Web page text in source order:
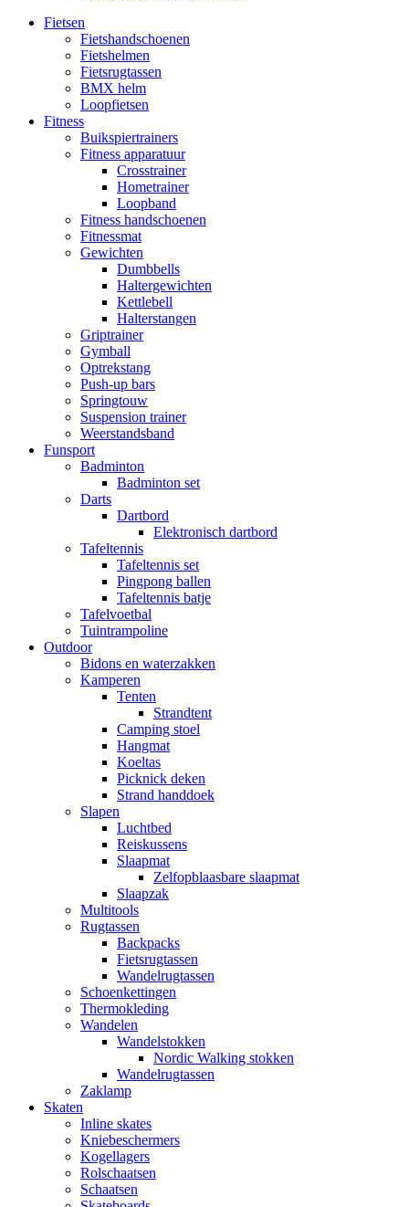
Fietsen
Fietshandschoenen
Fietshelmen
Fietsrugtassen
BMX helm
Loopfietsen
Fitness
Buikspiertrainers
Fitness apparatuur
Crosstrainer
Hometrainer
Loopband
Fitness handschoenen
Fitnessmat
Gewichten
Dumbbells
Haltergewichten
Kettlebell
Halterstangen
Griptrainer
Gymball
Optrekstang
Push-up bars
Springtouw
Suspension trainer
Weerstandsband
Funsport
Badminton
Badminton set
Darts
Dartbord
Elektronisch dartbord
Tafeltennis
Tafeltennis set
Pingpong ballen
Tafeltennis batje
Tafelvoetbal
Tuintrampoline
Outdoor
Bidons en waterzakken
Kamperen
Tenten
Strandtent
Camping stoel
Hangmat
Koeltas
Picknick deken
Strand handdoek
Slapen
Luchtbed
Reiskussens
Slaapmat
Zelfopblaasbare slaapmat
Slaapzak
Multitools
Rugtassen
Backpacks
Fietsrugtassen
Wandelrugtassen
Schoenkettingen
Thermokleding
Wandelen
Wandelstokken
Nordic Walking stokken
Wandelrugtassen
Zaklamp
Skaten
Inline skates
Kniebeschermers
Kogellagers
Rolschaatsen
Schaatsen